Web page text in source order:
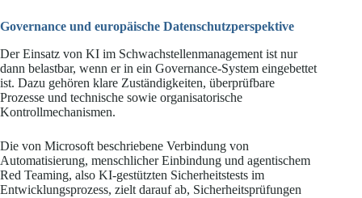
Governance und europäische Datenschutzperspektive
Der Einsatz von KI im Schwachstellenmanagement ist nur
dann belastbar, wenn er in ein Governance-System eingebettet
ist. Dazu gehören klare Zuständigkeiten, überprüfbare
Prozesse und technische sowie organisatorische
Kontrollmechanismen.
Die von Microsoft beschriebene Verbindung von
Automatisierung, menschlicher Einbindung und agentischem
Red Teaming, also KI-gestützten Sicherheitstests im
Entwicklungsprozess, zielt darauf ab, Sicherheitsprüfungen